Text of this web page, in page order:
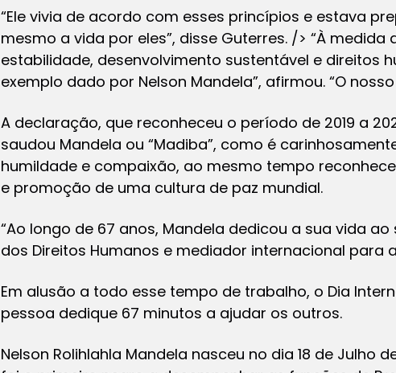
“Ele vivia de acordo com esses princípios e estava
mesmo a vida por eles”, disse Guterres. /> “À
estabilidade, desenvolvimento sustentável e direitos
exemplo dado por Nelson Mandela”, afirmou. “O
A declaração, que reconheceu o período de 2019 a
saudou Mandela ou “Madiba”, como é
humildade e compaixão, ao mesmo tempo
e promoção de uma cultura de paz mundial.
“Ao longo de 67 anos, Mandela dedicou a sua vida
dos Direitos Humanos e mediador internacional para
Em alusão a todo esse tempo de trabalho, o Dia
pessoa dedique 67 minutos a ajudar os outros.
Nelson Rolihlahla Mandela nasceu no dia 18 de Julho